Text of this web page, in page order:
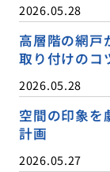
2026.05.28
高層階の網戸
取り付けのコ
2026.05.28
空間の印象を
計画
2026.05.27